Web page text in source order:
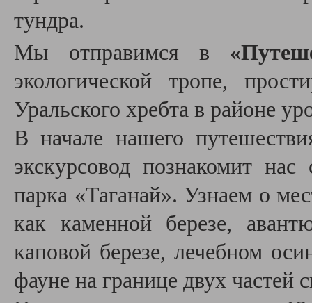
тундра.
Мы отправимся в
экологической тропе,
Уральского хребта в районе
В начале нашего
экскурсовод познакомит
парка «Таганай». Узнаем о
как каменной березе,
каповой березе, лечебном
фауне на границе двух частей